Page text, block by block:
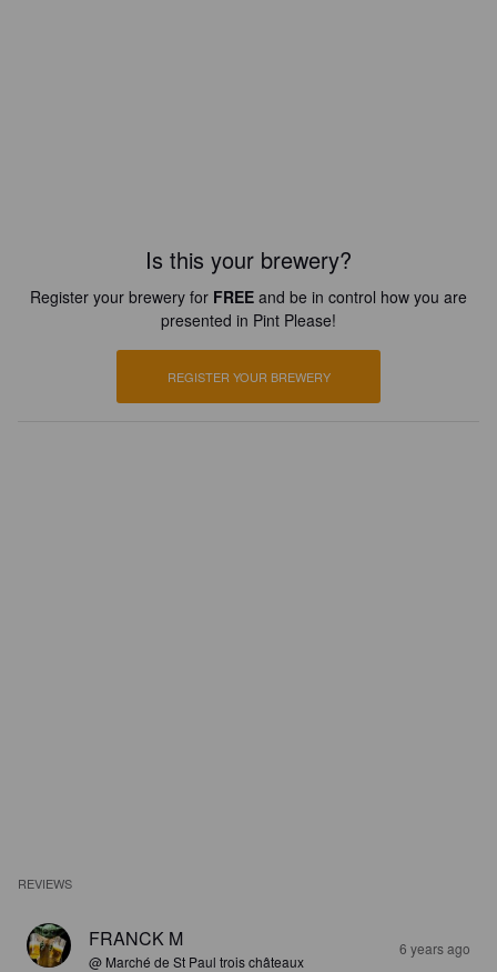
Is this your brewery?
Register your brewery for FREE and be in control how you are
presented in Pint Please!
REGISTER YOUR BREWERY
REVIEWS
FRANCK M
@ Marché de St Paul trois châteaux
6 years ago